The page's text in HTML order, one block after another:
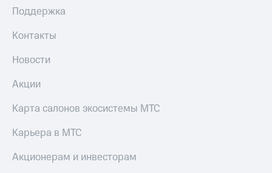
Поддержка
Контакты
Новости
Акции
Карта салонов экосистемы МТС
Карьера в МТС
Акционерам и инвесторам